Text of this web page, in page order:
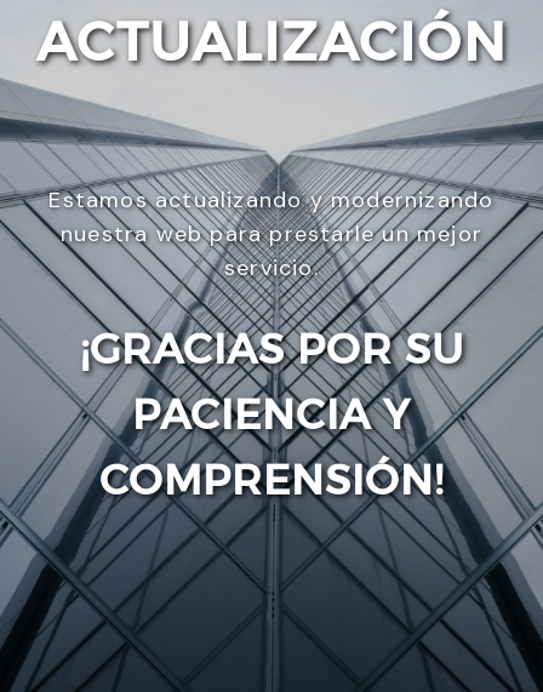
ACTUALIZACIÓN
Estamos actualizando y modernizando
nuestra web para prestarle un mejor
servicio.
¡GRACIAS POR SU
PACIENCIA Y
COMPRENSIÓN!
Utilizamos cookies para ofrecerte la mejor
experiencia en nuestra web.
Puedes aprender más sobre qué cookies utilizamos
o desactivarlas en los
ajustes
Aceptar
Enviar